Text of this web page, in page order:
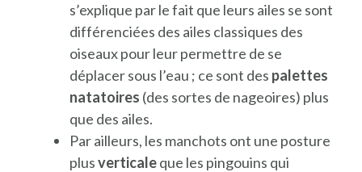
s’explique par le fait que leurs ailes se sont
différenciées des ailes classiques des
oiseaux pour leur permettre de se
déplacer sous l’eau ; ce sont des palettes
natatoires (des sortes de nageoires) plus
que des ailes.
Par ailleurs, les manchots ont une posture
plusverticaleque les pingouins qui